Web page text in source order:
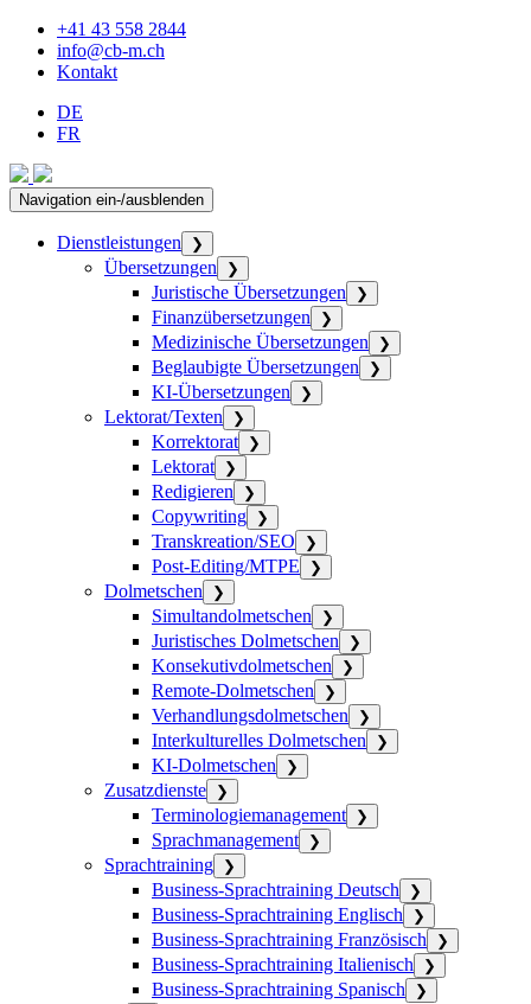
+41 43 558 2844
info@cb-m.ch
Kontakt
DE
FR
Navigation ein-/ausblenden
Dienstleistungen ❯
Übersetzungen ❯
Juristische Übersetzungen ❯
Finanzübersetzungen ❯
Medizinische Übersetzungen ❯
Beglaubigte Übersetzungen ❯
KI-Übersetzungen ❯
Lektorat/Texten ❯
Korrektorat ❯
Lektorat ❯
Redigieren ❯
Copywriting ❯
Transkreation/SEO ❯
Post-Editing/MTPE ❯
Dolmetschen ❯
Simultandolmetschen ❯
Juristisches Dolmetschen ❯
Konsekutivdolmetschen ❯
Remote-Dolmetschen ❯
Verhandlungsdolmetschen ❯
Interkulturelles Dolmetschen ❯
KI-Dolmetschen ❯
Zusatzdienste ❯
Terminologiemanagement ❯
Sprachmanagement ❯
Sprachtraining ❯
Business-Sprachtraining Deutsch ❯
Business-Sprachtraining Englisch ❯
Business-Sprachtraining Französisch ❯
Business-Sprachtraining Italienisch ❯
Business-Sprachtraining Spanisch ❯